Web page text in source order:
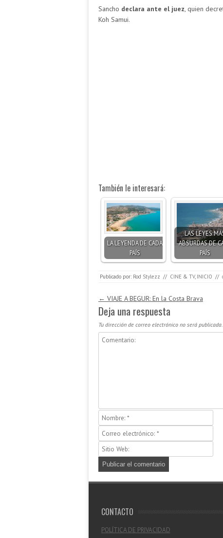
Sancho declara ante el juez, quien
Koh Samui.
También le interesará:
LA LEYENDA DE CADA
PAÍS
LAS LEYES
ABSURDAS DE
PAÍS
Publicado por: Rod Stylezz // CINE & TV, INICIO //
Navegación de entradas
← VIAJE A BEGUR: En la Costa Brava
Deja una respuesta
Tu dirección de correo electrónico no será publicada.
CONTACTO
POLÍTICA DE PRIVACIDAD